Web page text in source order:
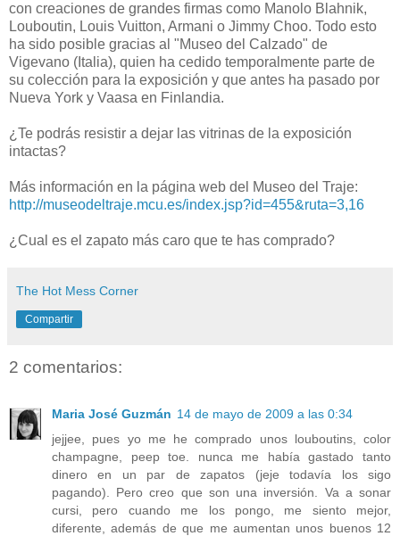
con creaciones de grandes firmas como Manolo Blahnik,
Louboutin, Louis Vuitton, Armani o Jimmy Choo. Todo esto
ha sido posible gracias al "Museo del Calzado" de
Vigevano (Italia), quien ha cedido temporalmente parte de
su colección para la exposición y que antes ha pasado por
Nueva York y Vaasa en Finlandia.
¿Te podrás resistir a dejar las vitrinas de la exposición
intactas?
Más información en la página web del Museo del Traje:
http://museodeltraje.mcu.es/index.jsp?id=455&ruta=3,16
¿Cual es el zapato más caro que te has comprado?
The Hot Mess Corner
Compartir
2 comentarios:
Maria José Guzmán 14 de mayo de 2009 a las 0:34
jejjee, pues yo me he comprado unos louboutins, color
champagne, peep toe. nunca me había gastado tanto
dinero en un par de zapatos (jeje todavía los sigo
pagando). Pero creo que son una inversión. Va a sonar
cursi, pero cuando me los pongo, me siento mejor,
diferente, además de que me aumentan unos buenos 12